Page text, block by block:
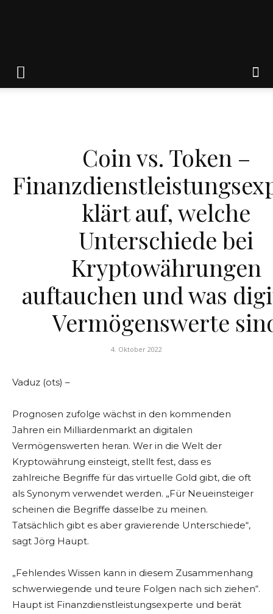
Weik
Coin vs. Token –
klärt auf, welche
Unterschiede bei
Kryptowährungen
auftauchen und was
Vermögenswerte
4. Oktober 2022
Vaduz (ots) –
Prognosen zufolge wächst in den kommenden
Jahren ein Milliardenmarkt an digitalen
Vermögenswerten heran. Wer in die Welt der
Kryptowährung einsteigt, stellt fest, dass es
zahlreiche Begriffe für das virtuelle Gold gibt, die oft
als Synonym verwendet werden. „Für Neueinsteiger
scheinen die Begriffe dasselbe zu meinen.
Tatsächlich gibt es aber gravierende Unterschiede“,
sagt Jörg Haupt.
„Fehlendes Wissen kann in diesem Zusammenhang
schwerwiegende und teure Folgen nach sich ziehen“.
Haupt ist Finanzdienstleistungsexperte und berät